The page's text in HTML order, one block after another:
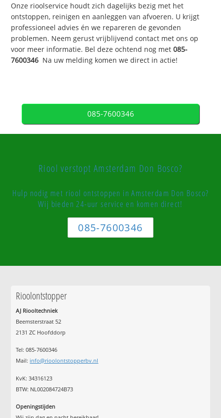
Onze rioolservice houdt zich dagelijks bezig met het
ontstoppen, reinigen en aanleggen van afvoeren. U krijgt
professioneel advies én we repareren de gevonden
problemen. Neem gerust vrijblijvend contact met ons op
voor meer informatie. Bel deze ochtend nog met085-
7600346 Na uw melding komen we direct in actie!
085-7600346
Riool verstopt Amsterdam Don Bosco?
Hulp nodig met riool ontstoppen in Amsterdam Don Bosco?
Wij bieden 24-uur service en komen direct!
085-7600346
Rioolontstopper
AJ Riooltechniek
Beemsterstraat 52
2131 ZC Hoofddorp
Tel:085-7600346
Mail: info@rioolontstopperbv.nl
KvK: 34316123
BTW: NL002084724B73
Openingstijden